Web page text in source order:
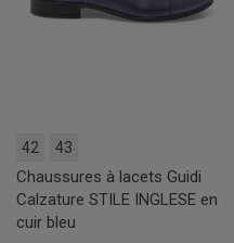
42 43
Chaussures à lacets Guidi
Calzature STILE INGLESE en
cuir bleu